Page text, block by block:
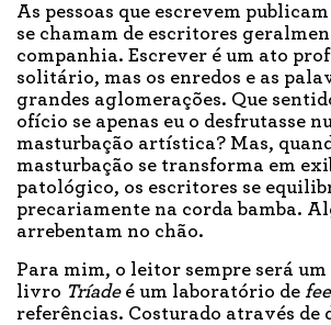
As pessoas que escrevem
se chamam de escritores
companhia. Escrever é um ato
solitário, mas os enredos e as
grandes aglomerações. Que
ofício se apenas eu o desfrutasse
masturbação artística? Mas,
masturbação se transforma em
patológico, os escritores se
precariamente na corda bamba.
arrebentam no chão.
Para mim, o leitor sempre será
livro Tríadeé um laboratório de
referências. Costurado através de